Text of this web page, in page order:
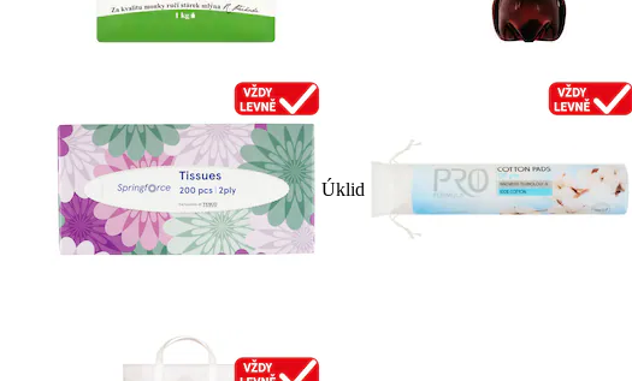
Úklid